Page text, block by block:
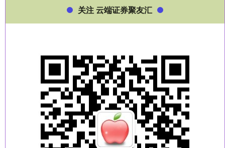
关注 云端证券聚友汇